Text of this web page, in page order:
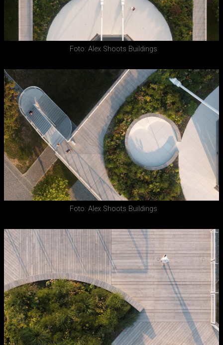
Foto: Alex Shoots Buildings
Foto: Alex Shoots Buildings